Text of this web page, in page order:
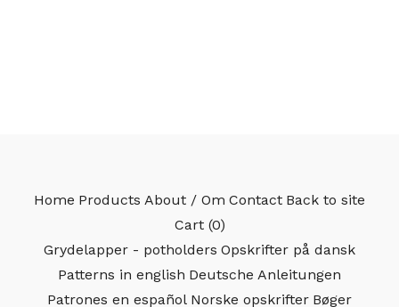
Home Products About / Om Contact Back to site
Cart (0)
Grydelapper - potholders Opskrifter på dansk
Patterns in english Deutsche Anleitungen
Patrones en español Norske opskrifter Bøger